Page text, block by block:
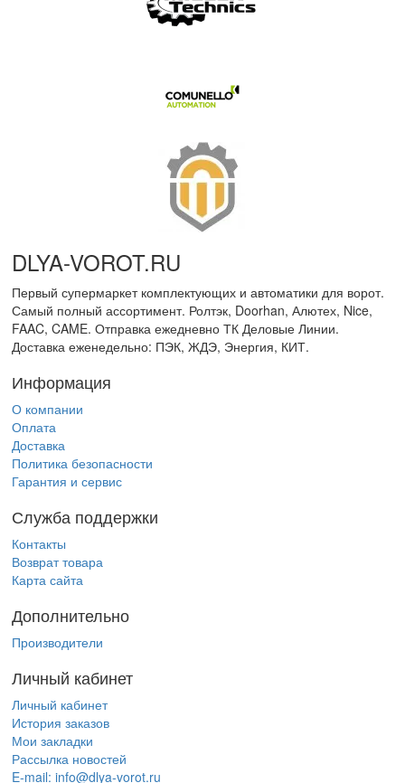
DLYA-VOROT.RU
Первый супермаркет комплектующих и автоматики для ворот.
Самый полный ассортимент. Ролтэк, Doorhan, Алютех, Nice,
FAAC, CAME. Отправка ежедневно ТК Деловые Линии.
Доставка еженедельно: ПЭК, ЖДЭ, Энергия, КИТ.
Информация
О компании
Оплата
Доставка
Политика безопасности
Гарантия и сервис
Служба поддержки
Контакты
Возврат товара
Карта сайта
Дополнительно
Производители
Личный кабинет
Личный кабинет
История заказов
Мои закладки
Рассылка новостей
E-mail: info@dlya-vorot.ru